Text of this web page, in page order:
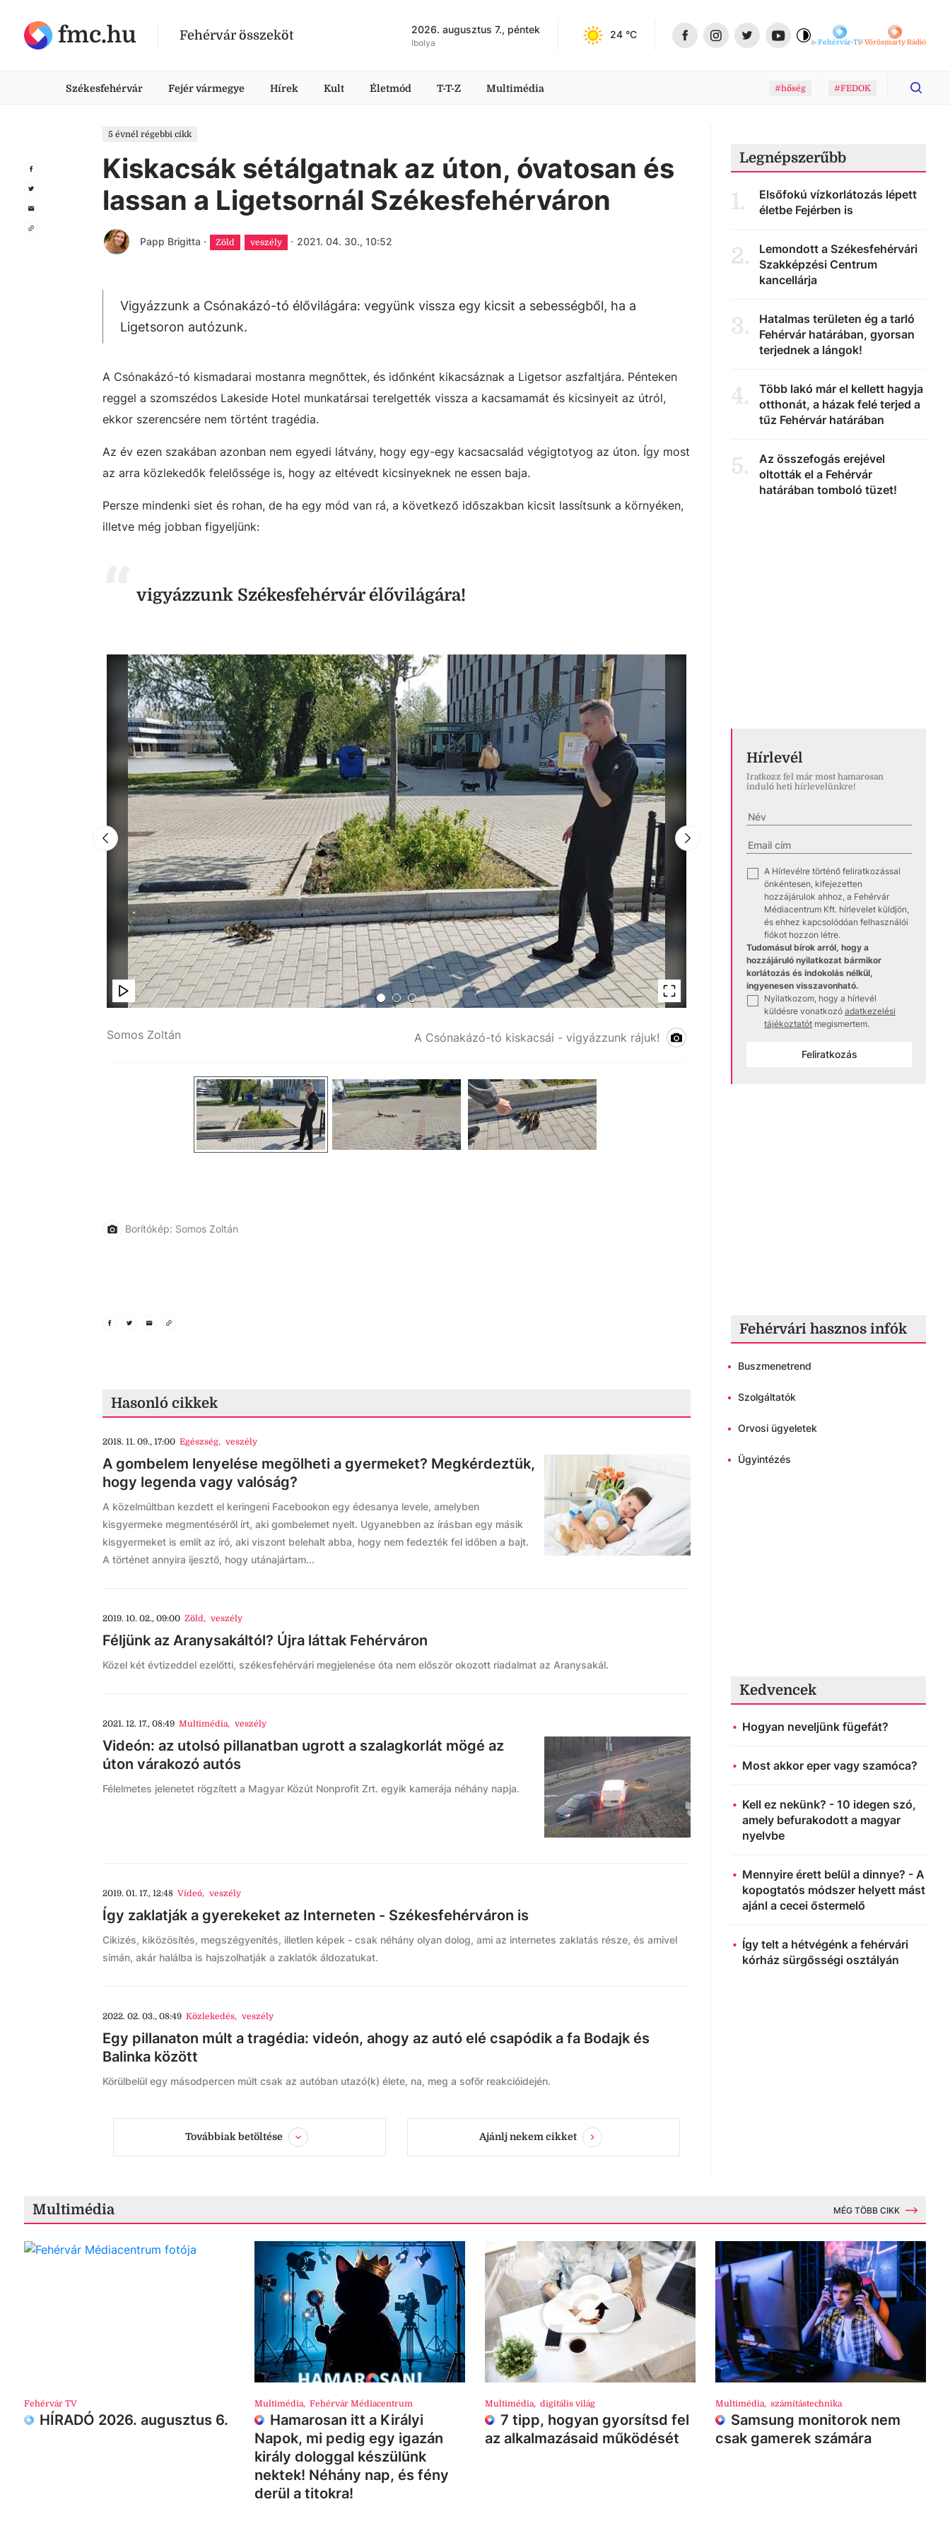
fmc.hu Fehérvár összeköt 2026. augusztus 7., péntek
Ibolya
24 °C
Fehérvár-TVVörösmarty Rádió
Székesfehérvár Fejér vármegye Hírek Kult Életmód T-T-Z Multimédia #hőség #FEDOK
5 évnél régebbi cikk
Kiskacsák sétálgatnak az úton, óvatosan és
lassan a Ligetsornál Székesfehérváron
Papp Brigitta · Zöld veszély · 2021. 04. 30., 10:52
Vigyázzunk a Csónakázó-tó élővilágára: vegyünk vissza egy kicsit a sebességből, ha a
Ligetsoron autózunk.
A Csónakázó-tó kismadarai mostanra megnőttek, és időnként kikacsáznak a Ligetsor aszfaltjára. Pénteken
reggel a szomszédos Lakeside Hotel munkatársai terelgették vissza a kacsamamát és kicsinyeit az útról,
ekkor szerencsére nem történt tragédia.
Az év ezen szakában azonban nem egyedi látvány, hogy egy-egy kacsacsalád végigtotyog az úton. Így most
az arra közlekedők felelőssége is, hogy az eltévedt kicsinyeknek ne essen baja.
Persze mindenki siet és rohan, de ha egy mód van rá, a következő időszakban kicsit lassítsunk a környéken,
illetve még jobban figyeljünk:
vigyázzunk Székesfehérvár élővilágára!
Somos Zoltán A Csónakázó-tó kiskacsái - vigyázzunk rájuk!
Borítókép: Somos Zoltán
Hasonló cikkek
2018. 11. 09., 17:00 Egészség, veszély
A gombelem lenyelése megölheti a gyermeket? Megkérdeztük,
hogy legenda vagy valóság?
A közelmúltban kezdett el keringeni Facebookon egy édesanya levele, amelyben
kisgyermeke megmentéséről írt, aki gombelemet nyelt. Ugyanebben az írásban egy másik
kisgyermeket is említ az író, aki viszont belehalt abba, hogy nem fedezték fel időben a bajt.
A történet annyira ijesztő, hogy utánajártam...
2019. 10. 02., 09:00 Zöld, veszély
Féljünk az Aranysakáltól? Újra láttak Fehérváron
Közel két évtizeddel ezelőtti, székesfehérvári megjelenése óta nem először okozott riadalmat az Aranysakál.
2021. 12. 17., 08:49 Multimédia, veszély
Videón: az utolsó pillanatban ugrott a szalagkorlát mögé az
úton várakozó autós
Félelmetes jelenetet rögzített a Magyar Közút Nonprofit Zrt. egyik kamerája néhány napja.
2019. 01. 17., 12:48 Videó, veszély
Így zaklatják a gyerekeket az Interneten - Székesfehérváron is
Cikizés, kiközösítés, megszégyenítés, illetlen képek - csak néhány olyan dolog, ami az internetes zaklatás része, és amivel
simán, akár halálba is hajszolhatják a zaklatók áldozatukat.
2022. 02. 03., 08:49 Közlekedés, veszély
Egy pillanaton múlt a tragédia: videón, ahogy az autó elé csapódik a fa Bodajk és
Balinka között
Körülbelül egy másodpercen múlt csak az autóban utazó(k) élete, na, meg a sofőr reakcióidején.
Továbbiak betöltése Ajánlj nekem cikket
Legnépszerűbb
1.
Elsőfokú vízkorlátozás lépett
életbe Fejérben is
2.
Lemondott a Székesfehérvári
Szakképzési Centrum
kancellárja
3.
Hatalmas területen ég a tarló
Fehérvár határában, gyorsan
terjednek a lángok!
4.
Több lakó már el kellett hagyja
otthonát, a házak felé terjed a
tűz Fehérvár határában
5.
Az összefogás erejével
oltották el a Fehérvár
határában tomboló tüzet!
Hírlevél
Iratkozz fel már most hamarosan
induló heti hírlevelünkre!
A Hírlevélre történő feliratkozással
önkéntesen, kifejezetten
hozzájárulok ahhoz, a Fehérvár
Médiacentrum Kft. hírlevelet küldjön,
és ehhez kapcsolódóan felhasználói
fiókot hozzon létre.
Tudomásul bírok arról, hogy a
hozzájáruló nyilatkozat bármikor
korlátozás és indokolás nélkül,
ingyenesen visszavonható.
Nyilatkozom, hogy a hírlevél
küldésre vonatkozó adatkezelési
tájékoztatót megismertem.
Feliratkozás
Fehérvári hasznos infók
• Buszmenetrend
• Szolgáltatók
• Orvosi ügyeletek
• Ügyintézés
Kedvencek
Hogyan neveljünk fügefát?
Most akkor eper vagy szamóca?
Kell ez nekünk? - 10 idegen szó,
amely befurakodott a magyar
nyelvbe
Mennyire érett belül a dinnye? - A
kopogtatós módszer helyett mást
ajánl a cecei őstermelő
Így telt a hétvégénk a fehérvári
kórház sürgősségi osztályán
Multimédia MÉG TÖBB CIKK
Fehérvár TV
HÍRADÓ 2026. augusztus 6.
Multimédia, Fehérvár Médiacentrum
Hamarosan itt a Királyi
Napok, mi pedig egy igazán
király dologgal készülünk
nektek! Néhány nap, és fény
derül a titokra!
Multimédia, digitális világ
7 tipp, hogyan gyorsítsd fel
az alkalmazásaid működését
Multimédia, számítástechnika
Samsung monitorok nem
csak gamerek számára